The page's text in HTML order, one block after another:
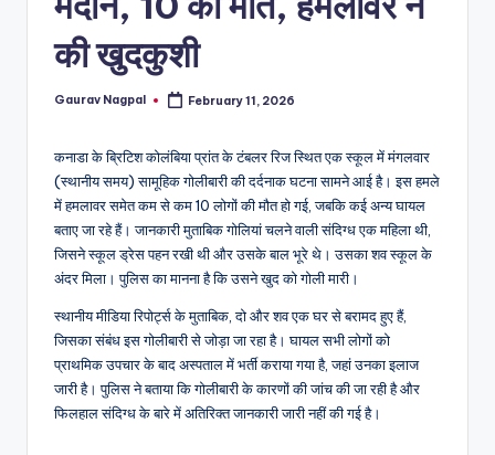
m
की खुदकुशी
Posted
Gaurav Nagpal February 11, 2026
कनाडा केब्रिटिश कोलंबियाप्रांत के टंबलर रिज स्थित एक स्कूल में मंगलवार
(स्थानीय समय) सामूहिक गोलीबारी की दर्दनाक घटना सामने आई है। इस हमले
में हमलावर समेत कम से कम 10 लोगों की मौत हो गई, जबकि कई अन्य घायल
बताए जा रहे हैं। जानकारी मुताबिक गोलियां चलने वाली संदिग्ध एक महिला थी,
जिसने स्कूल ड्रेस पहन रखी थी और उसके बाल भूरे थे। उसका शव स्कूल के
अंदर मिला। पुलिस का मानना है कि उसने खुद को गोली मारी।
स्थानीय मीडिया रिपोर्ट्स के मुताबिक, दो और शव एक घर से बरामद हुए हैं,
जिसका संबंध इस गोलीबारी से जोड़ा जा रहा है। घायल सभी लोगों को
प्राथमिक उपचार के बाद अस्पताल में भर्ती कराया गया है, जहां उनका इलाज
जारी है। पुलिस ने बताया कि गोलीबारी के कारणों की जांच की जा रही है और
फिलहाल संदिग्ध के बारे में अतिरिक्त जानकारी जारी नहीं की गई है।